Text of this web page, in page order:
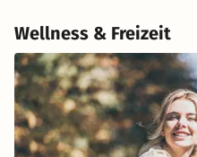
Wellness & Freizeit